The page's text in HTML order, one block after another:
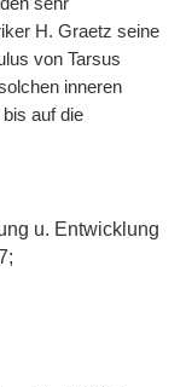
H. Graetz seine
von Tarsus
inneren
auf die
u. Entwicklung